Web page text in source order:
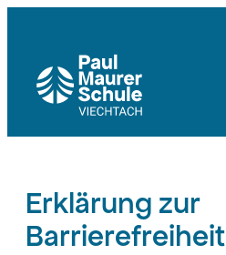
springen
Erklärung zur
Barrierefreiheit